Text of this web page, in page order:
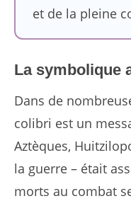
et de la pleine
La symbolique
Dans de
colibri est un
Aztèques,
la guerre – était
morts au combat